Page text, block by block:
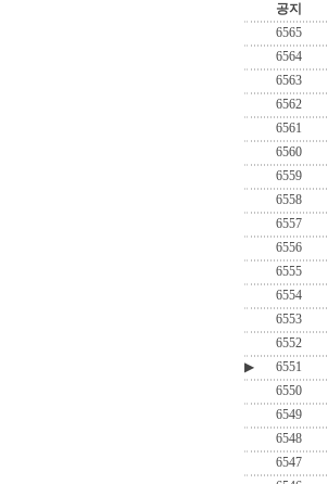
공지
6565
6564
6563
6562
6561
6560
6559
6558
6557
6556
6555
6554
6553
6552
▶
6551
6550
6549
6548
6547